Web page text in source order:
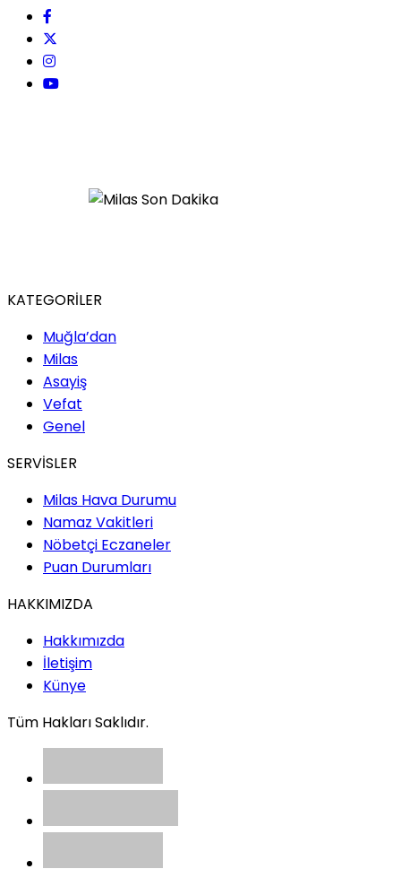
KATEGORİLER
Muğla’dan
Milas
Asayiş
Vefat
Genel
SERVİSLER
Milas Hava Durumu
Namaz Vakitleri
Nöbetçi Eczaneler
Puan Durumları
HAKKIMIZDA
Hakkımızda
İletişim
Künye
Tüm Hakları Saklıdır.